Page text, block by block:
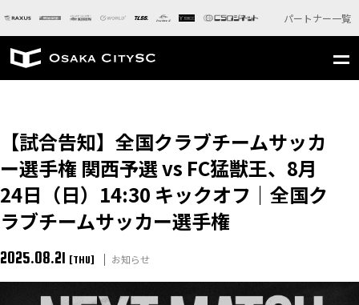
パートナー一覧
【試合告知】全国クラブチームサッカ
ー選手権 関西予選 vs FC猛獣王、8月
24日（日）14:30 キックオフ｜全国ク
ラブチームサッカー選手権
2025.08.21 [THU] お知らせ